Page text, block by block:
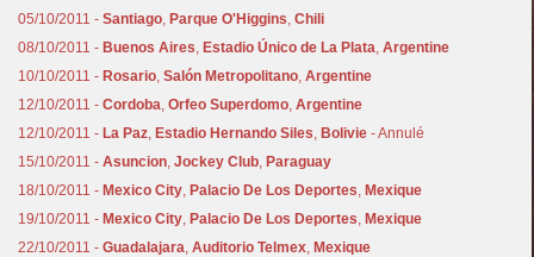
05/10/2011 -Santiago, Parque O'Higgins,Chili
08/10/2011 - Buenos Aires, Estadio Único de La Plata,Argentine
10/10/2011 - Rosario,Salón Metropolitano,Argentine
12/10/2011 -Cordoba,Orfeo Superdomo,Argentine
12/10/2011 - La Paz, Estadio Hernando Siles, Bolivie - Annulé
15/10/2011 -Asuncion,Jockey Club, Paraguay
18/10/2011 - Mexico City, Palacio De Los Deportes, Mexique
19/10/2011 - Mexico City, Palacio De Los Deportes, Mexique
22/10/2011 -Guadalajara,Auditorio Telmex, Mexique